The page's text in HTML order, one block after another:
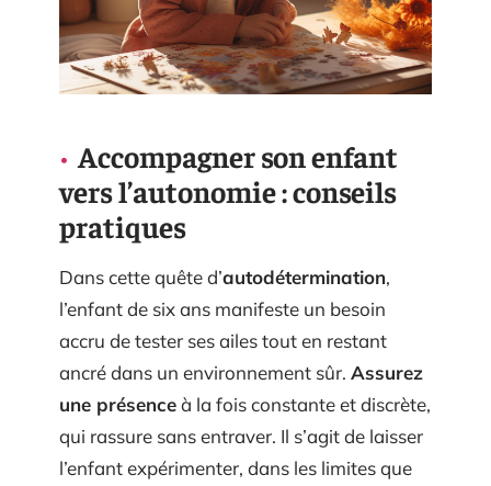
Accompagner son enfant
vers l’autonomie : conseils
pratiques
Dans cette quête d’autodétermination,
l’enfant de six ans manifeste un besoin
accru de tester ses ailes tout en restant
ancré dans un environnement sûr. Assurez
une présenceà la fois constante et discrète,
qui rassure sans entraver. Il s’agit de laisser
l’enfant expérimenter, dans les limites que